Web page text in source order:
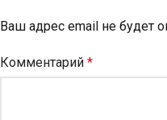
Ваш адрес email не будет
Комментарий *